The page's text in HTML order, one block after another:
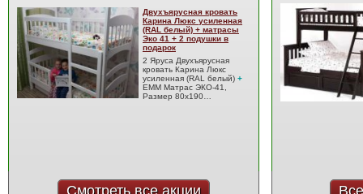
Двухъярусная кровать
Карина Люкс усиленная
(RAL белый) + матрасы
Эко 41 + 2 подушки в
подарок
2 Яруса Двухъярусная
кровать Карина Люкс
усиленная (RAL белый) +
EMM Матрас ЭКО-41,
Размер 80x190…
Смотреть все акции